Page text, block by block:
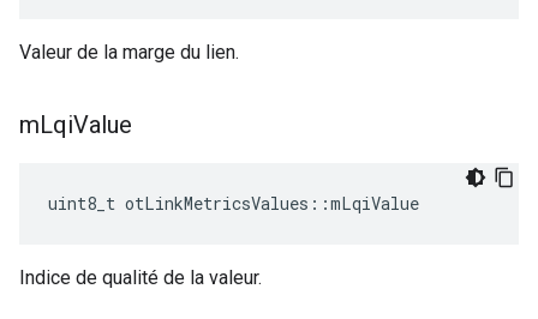
Valeur de la marge du lien.
mLqiValue
uint8_t otLinkMetricsValues ::mLqiValue
Indice de qualité de la valeur.